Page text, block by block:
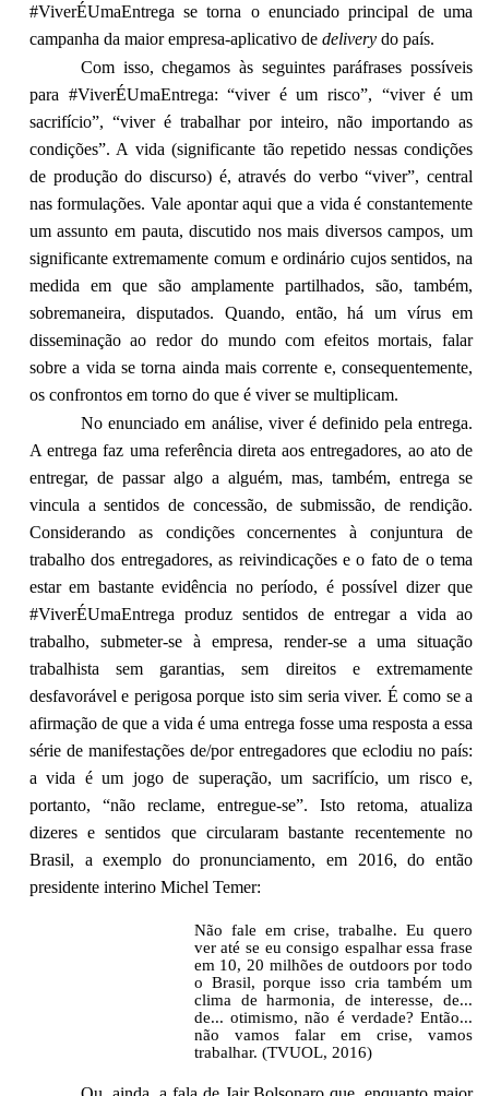
#ViverÉUmaEntrega se torna o enunciado principal de uma
campanha da maior empresa-aplicativo de deliverydo país.
Com isso, chegamos às seguintes paráfrases possíveis
para #ViverÉUmaEntrega: “viver é um risco”, “viver é um
sacrifício”, “viver é trabalhar por inteiro, não importando as
condições”. A vida (significante tão repetido nessas condições
de produção do discurso) é, através do verbo “viver”, central
nas formulações. Vale apontar aqui que a vida é constantemente
um assunto em pauta, discutido nos mais diversos campos, um
significante extremamente comum e ordinário cujos sentidos, na
medida em que são amplamente partilhados, são, também,
sobremaneira, disputados. Quando, então, há um vírus em
disseminação ao redor do mundo com efeitos mortais, falar
sobre a vida se torna ainda mais corrente e, consequentemente,
os confrontos em torno do que é viver se multiplicam.
No enunciado em análise, viver é definido pela entrega.
A entrega faz uma referência direta aos entregadores, ao ato de
entregar, de passar algo a alguém, mas, também, entrega se
vincula a sentidos de concessão, de submissão, de rendição.
Considerando as condições concernentes à conjuntura de
trabalho dos entregadores, as reivindicações e o fato de o tema
estar em bastante evidência no período, é possível dizer que
#ViverÉUmaEntrega produz sentidos de entregar a vida ao
trabalho, submeter-se à empresa, render-se a uma situação
trabalhista sem garantias, sem direitos e extremamente
desfavorável e perigosa porque isto sim seria viver. É como se a
afirmação de que a vida é uma entrega fosse uma resposta a essa
série de manifestações de/por entregadores que eclodiu no país:
a vida é um jogo de superação, um sacrifício, um risco e,
portanto, “não reclame, entregue-se”. Isto retoma, atualiza
dizeres e sentidos que circularam bastante recentemente no
Brasil, a exemplo do pronunciamento, em 2016, do então
presidente interino Michel Temer:
Não fale em crise, trabalhe. Eu quero
ver até se eu consigo espalhar essa frase
em 10, 20 milhões de outdoors por todo
o Brasil, porque isso cria também um
clima de harmonia, de interesse, de...
de... otimismo, não é verdade? Então...
não vamos falar em crise, vamos
trabalhar. (TVUOL, 2016)